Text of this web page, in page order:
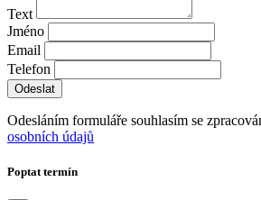
Text
Jméno
Email
Telefon
Odesláním formuláře souhlasím se
osobních údajů
Poptat termín